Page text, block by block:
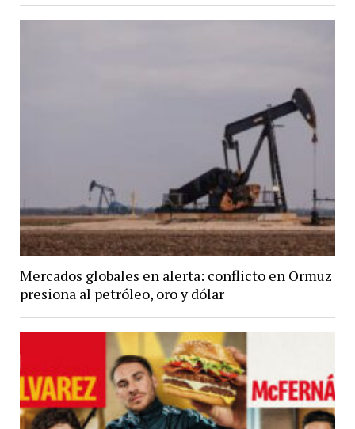
Mercados globales en alerta: conflicto en Ormuz
presiona al petróleo, oro y dólar